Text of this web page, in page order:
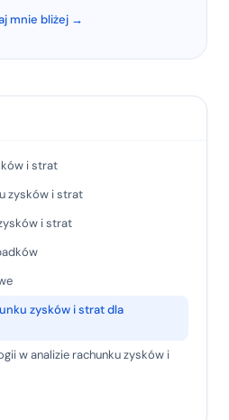
mnie bliżej →
i strat
zysków i strat
i strat
zysków i strat dla
w analizie rachunku zysków i